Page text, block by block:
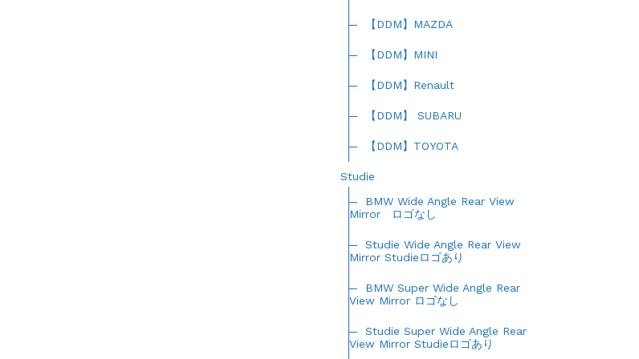
【DDM】MAZDA
【DDM】MINI
【DDM】Renault
【DDM】 SUBARU
【DDM】TOYOTA
Studie
BMW Wide Angle Rear View
Mirror ロゴなし
Studie Wide Angle Rear View
Mirror Studieロゴあり
BMW Super Wide Angle Rear
View Mirror ロゴなし
Studie Super Wide Angle Rear
View Mirror Studieロゴあり